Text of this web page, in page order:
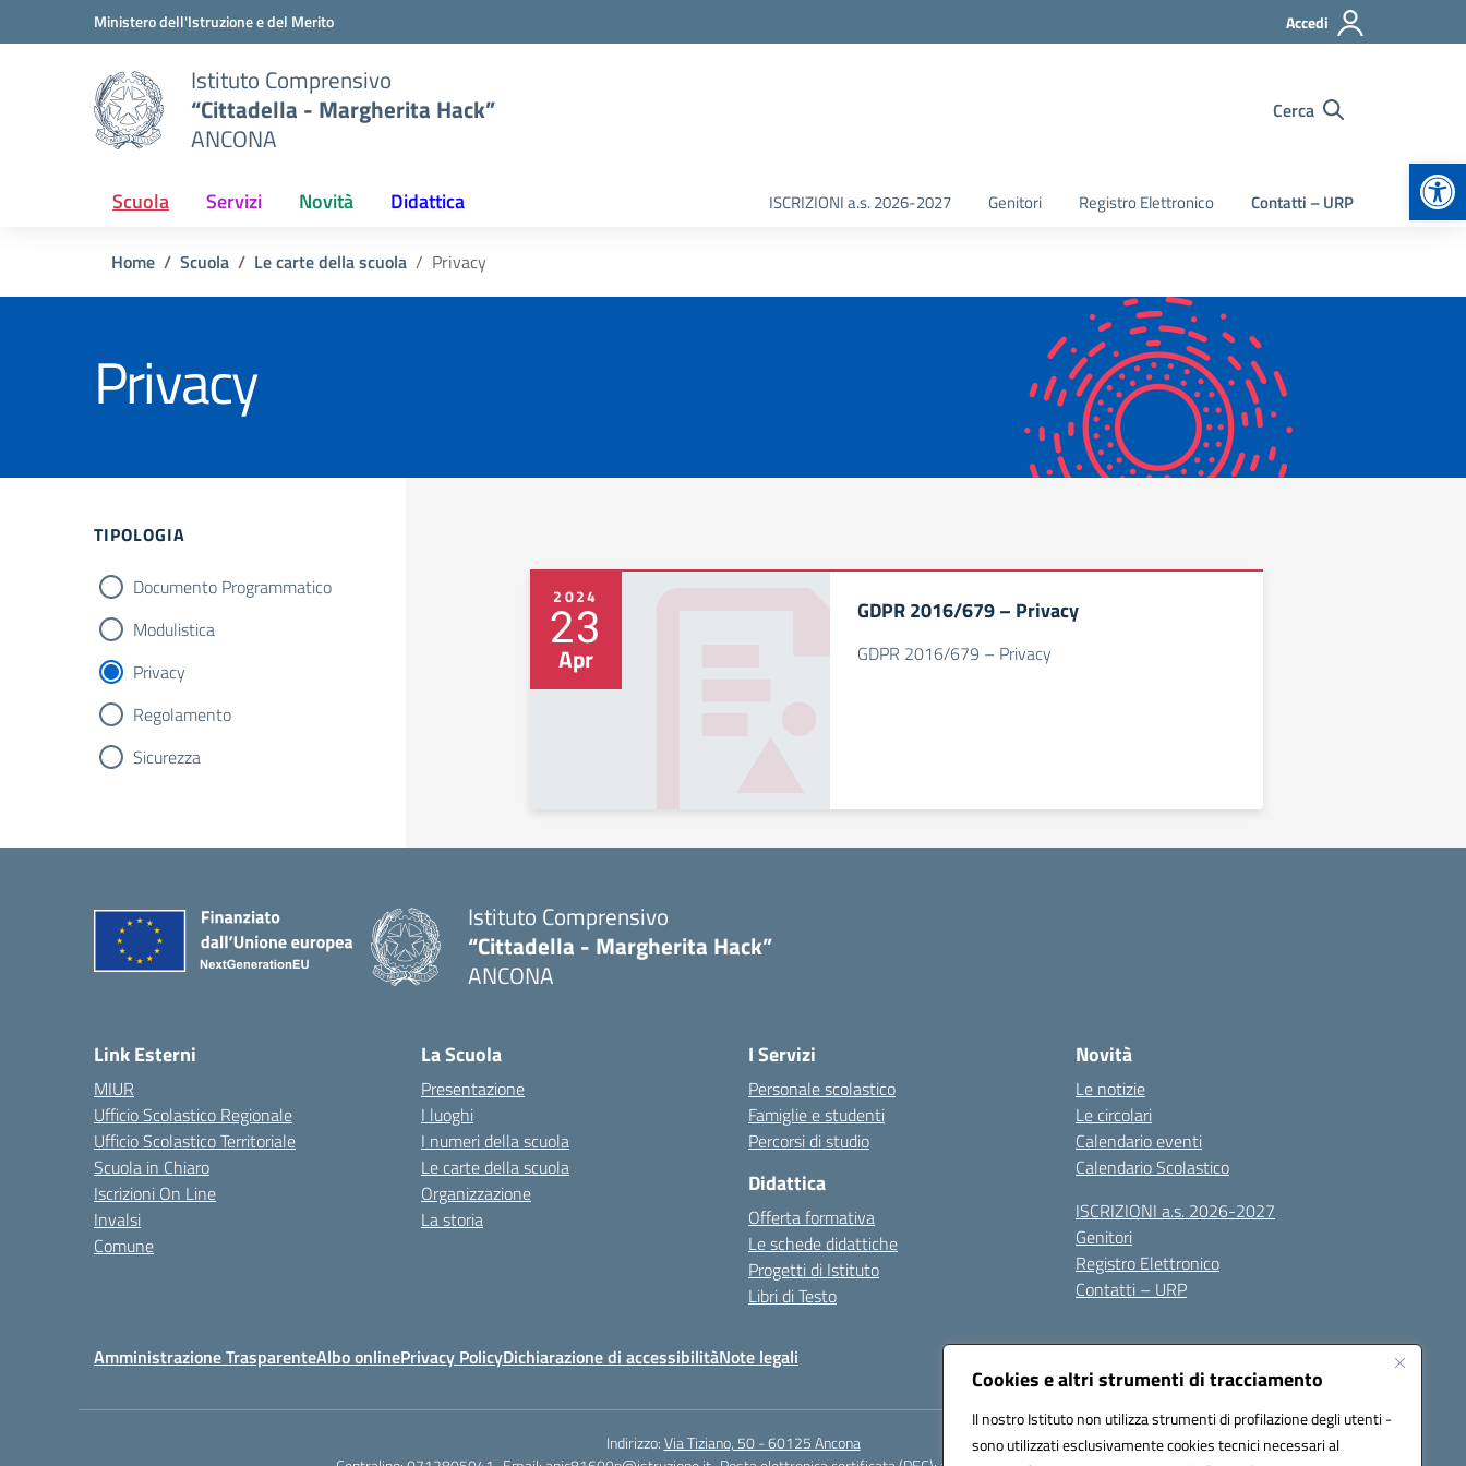
Cookies e altri strumenti di tracciamento
Il nostro Istituto non utilizza strumenti di profilazione degli utenti -
sono utilizzati esclusivamente cookies tecnici necessari al
Vai ai contenuti
Vai al menu di navigazioneMinistero dell'Istruzione e del Merito Accedi
Istituto Comprensivo
“Cittadella - Margherita Hack”
ANCONA
Cerca
Scuola Servizi Novità Didattica ISCRIZIONI a.s. 2026-2027 Genitori Registro Elettronico Contatti – URP
Home Scuola Le carte della scuola Privacy
Privacy
Filtri
TIPOLOGIA
Documento Programmatico
Modulistica
Privacy
Regolamento
Sicurezza
2024
23
Apr
GDPR 2016/679 – Privacy
GDPR 2016/679 – Privacy
Istituto Comprensivo
“Cittadella - Margherita Hack”
ANCONA
Link Esterni
MIUR
Ufficio Scolastico Regionale
Ufficio Scolastico Territoriale
Scuola in Chiaro
Iscrizioni On Line
Invalsi
Comune
La Scuola
Presentazione
I luoghi
I numeri della scuola
Le carte della scuola
Organizzazione
La storia
I Servizi
Personale scolastico
Famiglie e studenti
Percorsi di studio
Didattica
Offerta formativa
Le schede didattiche
Progetti di Istituto
Libri di Testo
Novità
Le notizie
Le circolari
Calendario eventi
Calendario Scolastico
ISCRIZIONI a.s. 2026-2027
Genitori
Registro Elettronico
Contatti – URP
Amministrazione TrasparenteAlbo onlinePrivacy PolicyDichiarazione di accessibilitàNote legali
Indirizzo:Via Tiziano, 50 - 60125 Ancona